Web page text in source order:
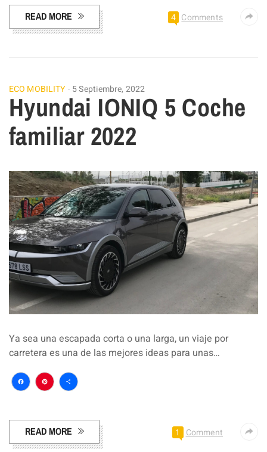
READ MORE 4 Comments
ECO MOBILITY 5 Septiembre, 2022
Hyundai IONIQ 5 Coche
familiar 2022
Ya sea una escapada corta o una larga, un viaje por
carretera es una de las mejores ideas para unas…
Facebook
Pinterest
Compartir
READ MORE 1 Comment